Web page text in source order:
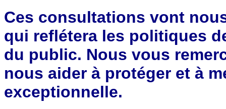
Ces consultations vont
qui reflétera les politiques
du public. Nous vous
nous aider à protéger et à
exceptionnelle.